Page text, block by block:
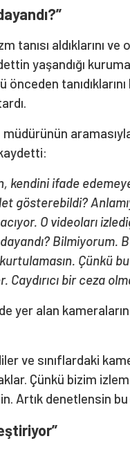
tanısı aldıklarını ve
yaşandığı
müdürünün
kendini ifade
gösterebildi?
O videoları
Bilmiyorum.
Çünkü
bir ceza
yer alan kameraların
ve sınıflardaki
Çünkü bizim
Artık denetlensin